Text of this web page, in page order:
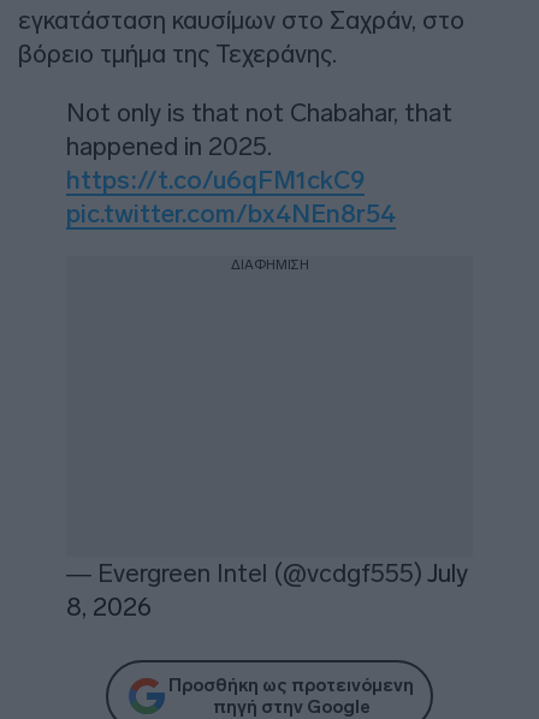
εγκατάσταση καυσίμων στο Σαχράν, στο
βόρειο τμήμα της Τεχεράνης.
Not only is that not Chabahar, that
happened in 2025.
https://t.co/u6qFM1ckC9
pic.twitter.com/bx4NEn8r54
ΔΙΑΦΗΜΙΣΗ
— Evergreen Intel (@vcdgf555) July
8, 2026
Προσθήκη ως προτεινόμενη
πηγή στην Google